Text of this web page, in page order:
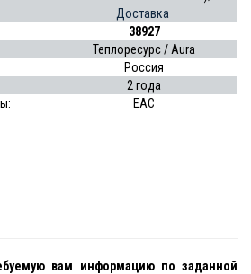
Доставка
38927
Теплоресурс / Aura
Россия
2 года
EAC
вам информацию по заданной